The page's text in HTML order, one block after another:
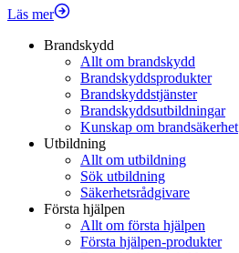
Läs mer
Brandskydd
Allt om brandskydd
Brandskyddsprodukter
Brandskyddstjänster
Brandskyddsutbildningar
Kunskap om brandsäkerhet
Utbildning
Allt om utbildning
Sök utbildning
Säkerhetsrådgivare
Första hjälpen
Allt om första hjälpen
Första hjälpen-produkter